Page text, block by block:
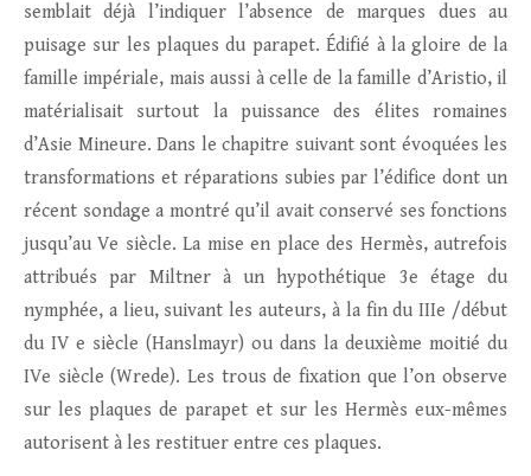
semblait déjà l’indiquer l’absence de marques dues au
puisage sur les plaques du parapet. Édifié à la gloire de la
famille impériale, mais aussi à celle de la famille d’Aristio, il
matérialisait surtout la puissance des élites romaines
d’Asie Mineure. Dans le chapitre suivant sont évoquées les
transformations et réparations subies par l’édifice dont un
récent sondage a montré qu’il avait conservé ses fonctions
jusqu’au Ve siècle. La mise en place des Hermès, autrefois
attribués par Miltner à un hypothétique 3e étage du
nymphée, a lieu, suivant les auteurs, à la fin du IIIe /début
du IV e siècle (Hanslmayr) ou dans la deuxième moitié du
IVe siècle (Wrede). Les trous de fixation que l’on observe
sur les plaques de parapet et sur les Hermès eux-mêmes
autorisent à les restituer entre ces plaques.